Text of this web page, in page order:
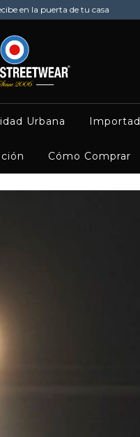
en la puerta de tu casa
Urbana
Cómo Comprar